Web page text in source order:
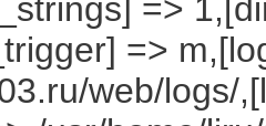
=>
=>
web/logs/